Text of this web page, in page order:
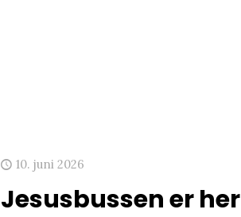
10. juni 2026
Jesusbussen er her